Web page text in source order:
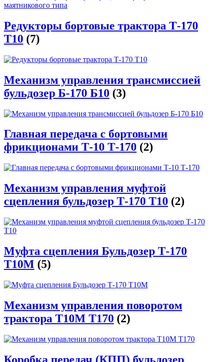
Редукторы бортовые трактора Т-170
Т10 (7)
Механизм управления трансмиссией
бульдозер Б-170 Б10 (3)
Главная передача с бортовыми
фрикционами Т-10 Т-170 (2)
Механизм управления муфтой
сцепления бульдозер Т-170 Т10 (2)
Муфта сцепления Бульдозер Т-170
Т10М (5)
Механизм управления поворотом
трактора Т10М Т170 (2)
Коробка передач (КПП) бульдозер